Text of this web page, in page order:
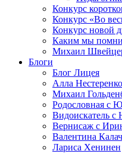
Конкурс
Конкурс «Во
Конкурс новой
Каким мы
Михаил
Блоги
Блог Лицея
Алла Нестеренко
Михаил
Родословная с
Видоискатель
Вернисаж с
Валентина
Лариса Хенинен